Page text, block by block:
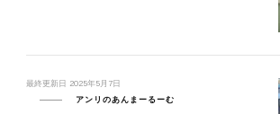
最終更新日 2025年5月7日
アンリのあんまーるーむ